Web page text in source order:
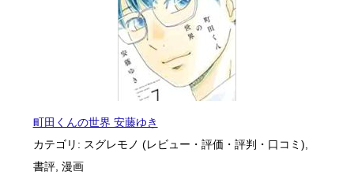
町田くんの世界 安藤ゆき
カテゴリ: スグレモノ (レビュー・評価・評判・口コミ)
書評, 漫画